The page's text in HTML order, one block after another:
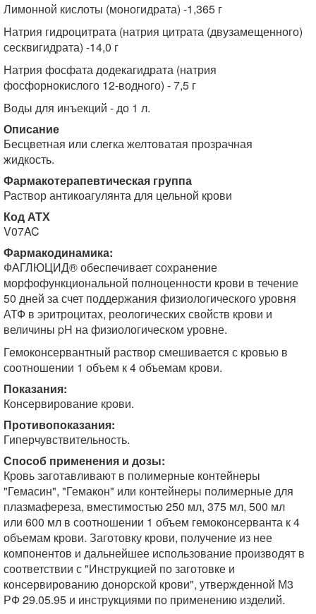
Лимонной кислоты (моногидрата) -1,365 г
Натрия гидроцитрата (натрия цитрата (двузамещенного)
сесквигидрата) -14,0 г
Натрия фосфата додекагидрата (натрия
фосфорнокислого 12-водного) - 7,5 г
Воды для инъекций - до 1 л.
Описание
Бесцветная или слегка желтоватая прозрачная
жидкость.
Фармакотерапевтическая группа
Раствор антикоагулянта для цельной крови
Код АТХ
V07AC
Фармакодинамика:
ФАГЛЮЦИД® обеспечивает сохранение
морфофункциональной полноценности крови в течение
50 дней за счет поддержания физиологического уровня
АТФ в эритроцитах, реологических свойств крови и
величины pH на физиологическом уровне.
Гемоконсервантный раствор смешивается с кровью в
соотношении 1 объем к 4 объемам крови.
Показания:
Консервирование крови.
Противопоказания:
Гиперчувствительность.
Способ применения и дозы:
Кровь заготавливают в полимерные контейнеры
"Гемасин", "Гемакон" или контейнеры полимерные для
плазмафереза, вместимостью 250 мл, 375 мл, 500 мл
или 600 мл в соотношении 1 объем гемоконсерванта к 4
объемам крови. Заготовку крови, получение из нее
компонентов и дальнейшее использование производят в
соответствии с "Инструкцией по заготовке и
консервированию донорской крови", утвержденной М3
РФ 29.05.95 и инструкциями по применению изделий.